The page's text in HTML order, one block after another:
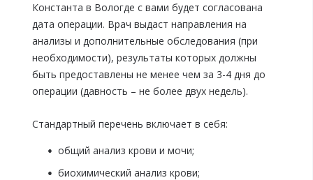
Константа в Вологде с вами будет согласована
дата операции. Врач выдаст направления на
анализы и дополнительные обследования (при
необходимости), результаты которых должны
быть предоставлены не менее чем за 3-4 дня до
операции (давность – не более двух недель).
Стандартный перечень включает в себя:
общий анализ крови и мочи;
биохимический анализ крови;